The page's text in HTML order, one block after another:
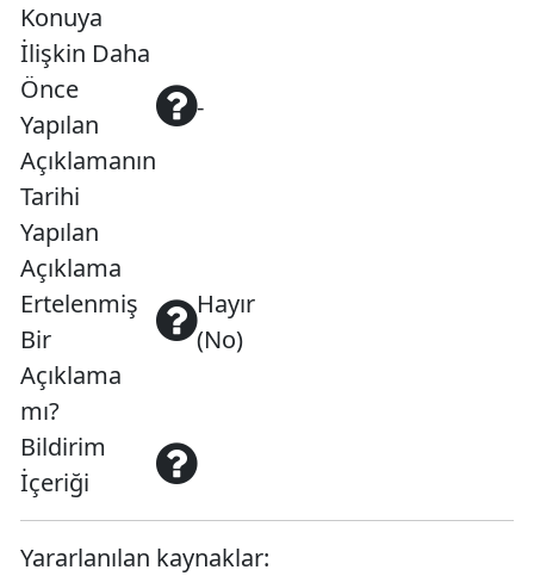
Konuya
İlişkin Daha
Önce
Yapılan
Açıklamanın
Tarihi
-
Yapılan
Açıklama
Ertelenmiş
Bir
Açıklama
mı?
Hayır
(No)
Bildirim
İçeriği
Yararlanılan kaynaklar: